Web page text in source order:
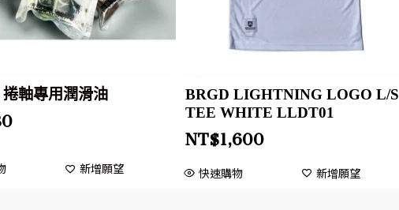
軸專用潤滑油
新增願望
BRGD LIGHTNING LOGO L/S
TEE WHITE LLDT01
NT$1,600
快速購物 新增願望